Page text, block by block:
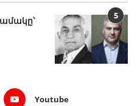
5
Youtube